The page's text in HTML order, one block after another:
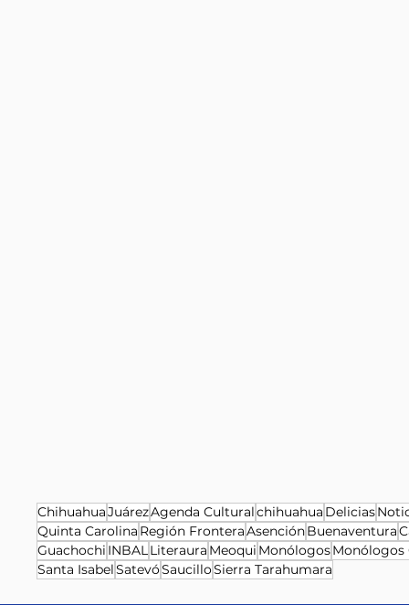
ChihuahuaJuárezAgenda Culturalchihuahua Delicias
Quinta Carolina Región FronteraAsenciónBuenaventura
Guachochi INBALLiteraura Meoqui MonólogosMonólogos
Santa IsabelSatevóSaucilloSierra Tarahumara